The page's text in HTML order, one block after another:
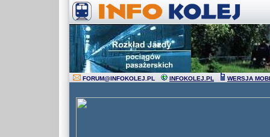
FORUM@INFOKOLEJ.PL INFOKOLEJ.PL WERSJA